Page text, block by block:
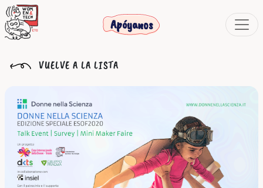
Apóyanos
VUELVE A LA LISTA